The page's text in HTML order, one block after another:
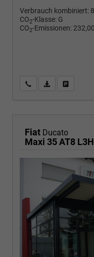
Verbrauch kombiniert:
CO2-Klasse: G
CO2-Emissionen:
Wir rufen Sie an
PDF-
Fiat Ducato